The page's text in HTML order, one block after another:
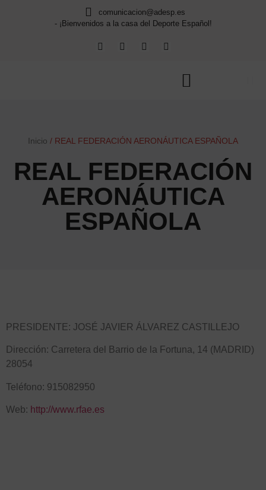
comunicacion@adesp.es
- ¡Bienvenidos a la casa del Deporte Español!
Inicio / REAL FEDERACIÓN AERONÁUTICA ESPAÑOLA
REAL FEDERACIÓN
AERONÁUTICA
ESPAÑOLA
PRESIDENTE: JOSÉ JAVIER ÁLVAREZ CASTILLEJO
Dirección: Carretera del Barrio de la Fortuna, 14 (MADRID)
28054
Teléfono: 915082950
Web: http://www.rfae.es